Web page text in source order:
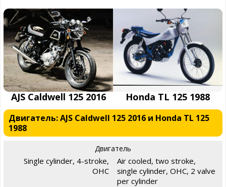
AJS Caldwell 125 2016 Honda TL 125 1988
Двигатель: AJS Caldwell 125 2016 и Honda TL 125
1988
Двигатель
Single cylinder, 4-stroke,
OHC
Air cooled, two stroke,
single cylinder, OHC, 2 valve
per cylinder